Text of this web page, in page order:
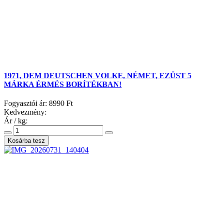
1971, DEM DEUTSCHEN VOLKE, NÉMET, EZÜST 5
MÁRKA ÉRMÉS BORÍTÉKBAN!
Fogyasztói ár: 8990 Ft
Kedvezmény:
Ár / kg: